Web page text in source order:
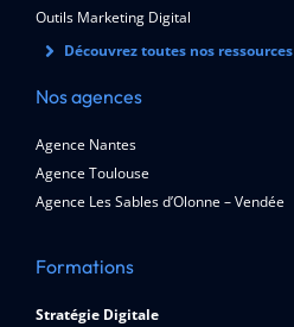
Outils Marketing Digital
Découvrez toutes nos ressources
Nos agences
Agence Nantes
Agence Toulouse
Agence Les Sables d’Olonne – Vendée
Formations
Stratégie Digitale